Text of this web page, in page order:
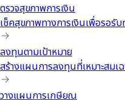
ตรวจสุขภาพการเงิน
เช็คสุขภาพทางการเงินเพื่อรอรั
ลงทุนตามเป้าหมาย
สร้างแผนการลงทุนที่เหมาะสมเ
วางแผนการเกษียณ